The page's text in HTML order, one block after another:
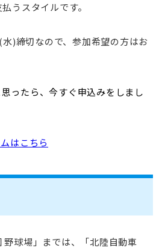
うスタイルです。
)締切なので、参加希望の方はお
思ったら、今すぐ申込みをしまし
はこちら
野球場」までは、「北陸自動車